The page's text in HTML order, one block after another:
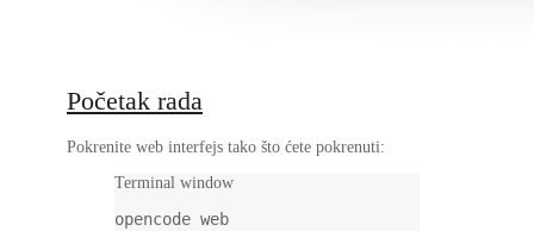
Početak rada
Pokrenite web interfejs tako što ćete pokrenuti:
Terminal window
opencode web